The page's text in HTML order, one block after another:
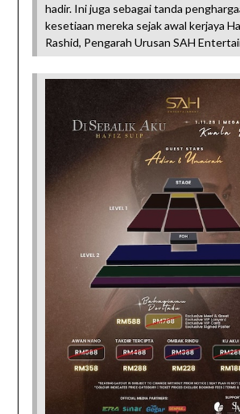
hadir. Ini juga sebagai tanda
kesetiaan mereka sejak awal kerjaya
Rashid, Pengarah Urusan SAH